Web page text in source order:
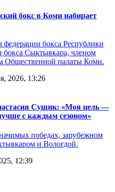
бокс в Коми набирает
бокса Республики
бокса Сыктывкара, членом
Общественной палаты Коми.
2026, 13:26
Сущик: «Моя цель —
с каждым сезоном»
победах, зарубежном
и Вологдой.
12:39